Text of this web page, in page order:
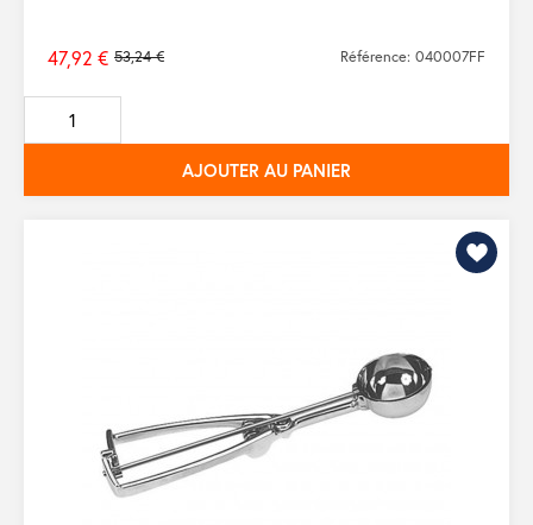
Prix
de
base
53,24 €
47,92 € Référence: 040007FF
AJOUTER AU PANIER